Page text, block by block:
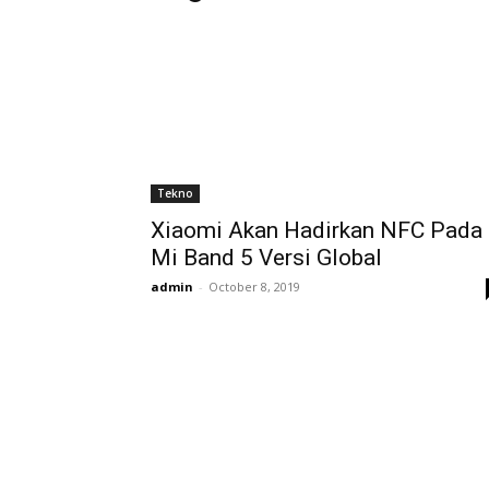
Tekno
Xiaomi Akan Hadirkan NFC Pada
Mi Band 5 Versi Global
admin - October 8, 2019